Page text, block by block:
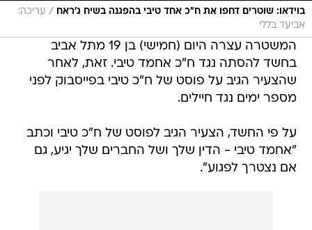
בוידאו: שוטרים דחפו את ח"כ אחד טיבי בהפגנה בשיח ג'ראח / עריכה:
אביעד בללי
המשטרה עצרה היום (חמישי) בן 19 מתל אביב
בחשד להסתה נגד ח"כ אחמד טיבי. זאת, לאחר
שהצעיר הגיב על פוסט של ח"כ טיבי בפייסבוק לפני
מספר ימים נגד חיילים.
על פי החשד, הצעיר הגיב לפוסט של ח"כ טיבי וכתב
"אחמד טיבי - הדין שלך ושל החברים שלך יגיע, גם
אם נצטרך לפגוע".